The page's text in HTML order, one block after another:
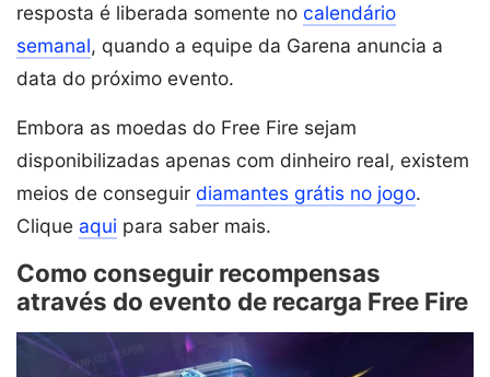
resposta é liberada somente no calendário
semanal, quando a equipe da Garena anuncia a
data do próximo evento.
Embora as moedas do Free Fire sejam
disponibilizadas apenas com dinheiro real, existem
meios de conseguir diamantes grátis no jogo.
Clique aqui para saber mais.
Como conseguir recompensas
através do evento de recarga Free Fire